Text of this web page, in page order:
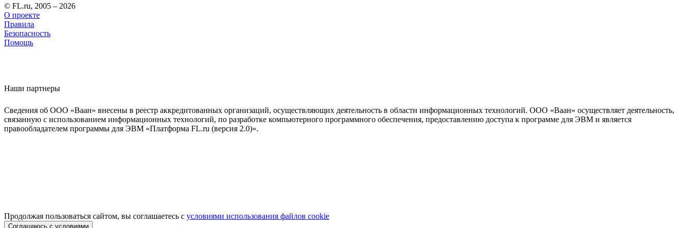
© FL.ru, 2005 – 2026
О проекте
Правила
Безопасность
Помощь
Наши партнеры
Сведения об ООО «Ваан» внесены в реестр аккредитованных организаций, осуществляющих деятельность в области информационных технологий. ООО «Ваан» осуществляет деятельность,
связанную с использованием информационных технологий, по разработке компьютерного программного обеспечения, предоставлению доступа к программе для ЭВМ и является
правообладателем программы для ЭВМ «Платформа FL.ru (версия 2.0)».
Продолжая пользоваться сайтом, вы соглашаетесь с условиями использования файлов cookie
Соглашаюсь с условиями